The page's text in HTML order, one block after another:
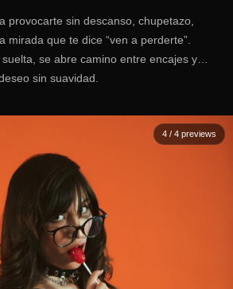
provocarte sin descanso, chupetazo,
mirada que te dice “ven a perderte”.
suelta, se abre camino entre encajes y
sin suavidad.
4 / 4 previews